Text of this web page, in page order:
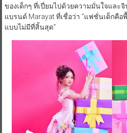
ของเด็กๆ ที่เปี่ยมไปด้วยความมั่นใจและ
แบรนด์ Marayat ที่เชื่อว่า “แฟชั่นเด็กคื
แบบไม่มีที่สิ้นสุด”